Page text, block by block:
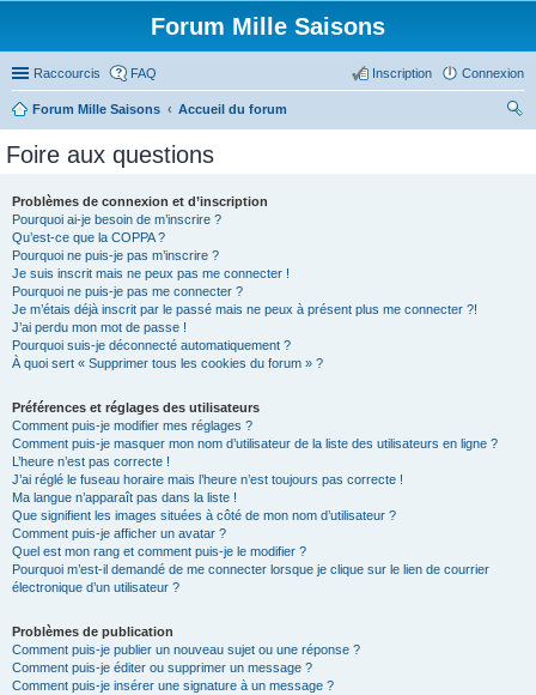
Forum Mille Saisons
Raccourcis FAQ Connexion
Inscription
Forum Mille Saisons
Accueil du forum
Foire aux questions
Problèmes de connexion et d’inscription
Pourquoi ai-je besoin de m’inscrire ?
Qu’est-ce que la COPPA ?
Pourquoi ne puis-je pas m’inscrire ?
Je suis inscrit mais ne peux pas me connecter !
Pourquoi ne puis-je pas me connecter ?
Je m’étais déjà inscrit par le passé mais ne peux à présent plus me connecter ?!
J’ai perdu mon mot de passe !
Pourquoi suis-je déconnecté automatiquement ?
À quoi sert « Supprimer tous les cookies du forum » ?
Préférences et réglages des utilisateurs
Comment puis-je modifier mes réglages ?
Comment puis-je masquer mon nom d’utilisateur de la liste des utilisateurs en ligne ?
L’heure n’est pas correcte !
J’ai réglé le fuseau horaire mais l’heure n’est toujours pas correcte !
Ma langue n’apparaît pas dans la liste !
Que signifient les images situées à côté de mon nom d’utilisateur ?
Comment puis-je afficher un avatar ?
Quel est mon rang et comment puis-je le modifier ?
Pourquoi m’est-il demandé de me connecter lorsque je clique sur le lien de courrier
électronique d’un utilisateur ?
Problèmes de publication
Comment puis-je publier un nouveau sujet ou une réponse ?
Comment puis-je éditer ou supprimer un message ?
Comment puis-je insérer une signature à un message ?